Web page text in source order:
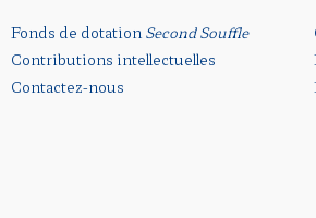
Fonds de dotation Second Souffle
Contributions intellectuelles
Contactez-nous